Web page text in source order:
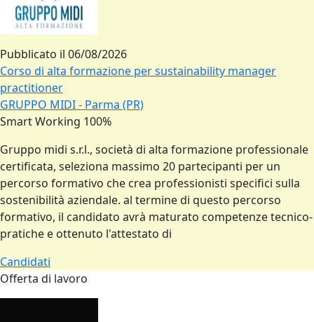
Pubblicato il 06/08/2026
Corso di alta formazione per sustainability manager
practitioner
GRUPPO MIDI - Parma (PR)
Smart Working 100%
Gruppo midi s.r.l., società di alta formazione professionale
certificata, seleziona massimo 20 partecipanti per un
percorso formativo che crea professionisti specifici sulla
sostenibilità aziendale. al termine di questo percorso
formativo, il candidato avrà maturato competenze tecnico-
pratiche e ottenuto l'attestato di
Candidati
Offerta di lavoro